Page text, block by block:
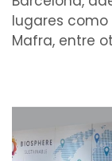
lugares como
Mafra, entre